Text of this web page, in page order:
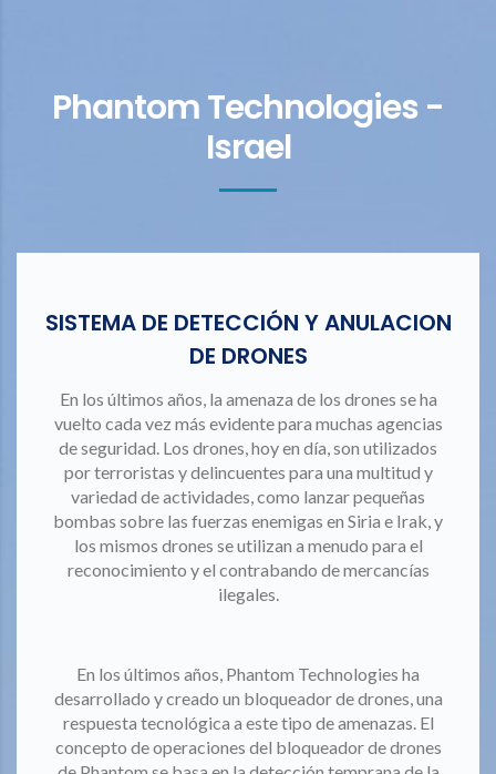
Phantom Technologies -
Israel
SISTEMA DE DETECCIÓN Y ANULACION
DE DRONES
En los últimos años, la amenaza de los drones se ha
vuelto cada vez más evidente para muchas agencias
de seguridad. Los drones, hoy en día, son utilizados
por terroristas y delincuentes para una multitud y
variedad de actividades, como lanzar pequeñas
bombas sobre las fuerzas enemigas en Siria e Irak, y
los mismos drones se utilizan a menudo para el
reconocimiento y el contrabando de mercancías
ilegales.
En los últimos años, Phantom Technologies ha
desarrollado y creado un bloqueador de drones, una
respuesta tecnológica a este tipo de amenazas. El
concepto de operaciones del bloqueador de drones